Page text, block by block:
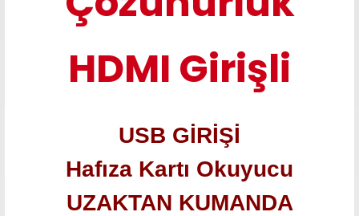
HDMI Girişli
USB GİRİŞİ
Hafıza Kartı Okuyucu
UZAKTAN KUMANDA